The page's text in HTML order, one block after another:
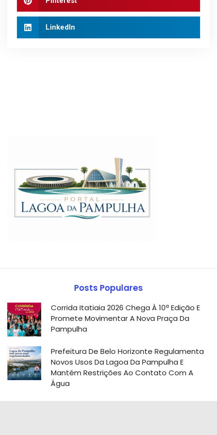
LinkedIn
Posts Populares
Corrida Itatiaia 2026 Chega À 10ª Edição E
Promete Movimentar A Nova Praça Da
Pampulha
Prefeitura De Belo Horizonte Regulamenta
Novos Usos Da Lagoa Da Pampulha E
Mantém Restrições Ao Contato Com A
Água